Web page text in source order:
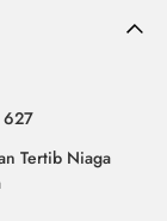
627
Tertib Niaga